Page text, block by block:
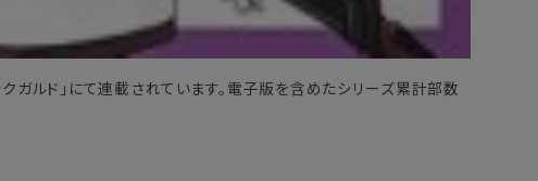
ガルド」にて連載されています。電子版を含めたシリーズ累計部数